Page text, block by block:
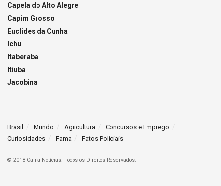
Capela do Alto Alegre
Capim Grosso
Euclides da Cunha
Ichu
Itaberaba
Itiuba
Jacobina
Brasil Mundo Agricultura
Concursos e Emprego
Curiosidades
Fama Fatos Policiais
© 2018 Calila Notícias. Todos os Direitos Reservados.